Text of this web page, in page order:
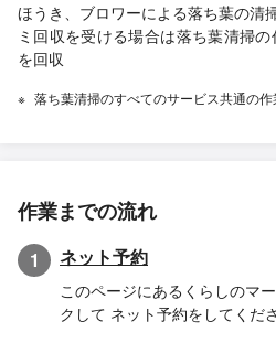
ほうき、ブロワーによる落ち葉の清
ミ回収を受ける場合は落ち葉清掃
を回収
落ち葉清掃のすべてのサービス共通の作
作業までの流れ
1 ネット予約
このページにあるくらしのマ
クして ネット予約をしてくださ